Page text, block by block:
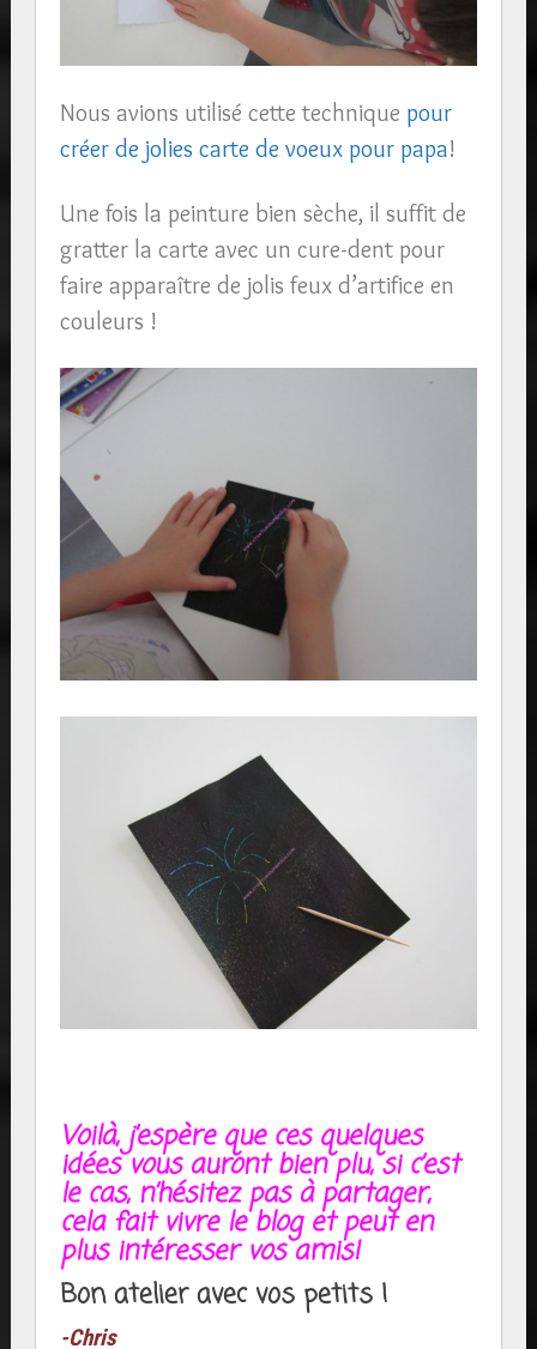
Nous avions utilisé cette technique pour
créer de jolies carte de voeux pour papa!
Une fois la peinture bien sèche, il suffit de
gratter la carte avec un cure-dent pour
faire apparaître de jolis feux d’artifice en
couleurs !
Voilà, j’espère que ces quelques
idées vous auront bien plu, si c’est
le cas, n’hésitez pas à partager,
cela fait vivre le blog et peut en
plus intéresser vos amis!
Bon atelier avec vos petits !
-Chris